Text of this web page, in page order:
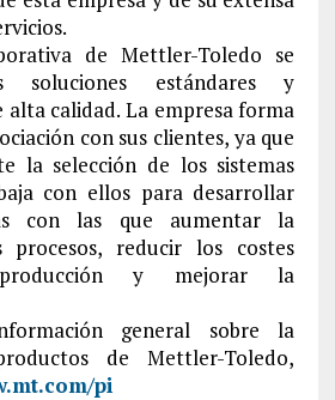
de Mettler-Toledo se
estándares y
alta calidad. La empresa forma
con sus clientes, ya que
la selección de los sistemas
con ellos para desarrollar
con las que aumentar la
procesos, reducir los costes
y mejorar la
general sobre la
de Mettler-Toledo,
pi